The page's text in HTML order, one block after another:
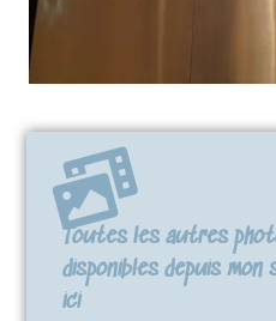
Toutes les autres
disponibles depuis
ici